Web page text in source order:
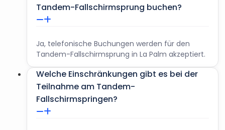
mehr als 85 kg wiegen, muss ihr Body-Mass-Index (BMI)
unter 27,5 liegen. Männer müssen weniger als 100 kg
wiegen, und wenn sie mehr als 95 kg wiegen, muss ihr
Frauen müssen weniger als 90 kg wiegen, und wenn sie
mehr als 85 kg wiegen, muss ihr Body-Mass-Index (BMI)
unter 27,5 liegen. Männer müssen weniger als 100 kg
wiegen, und wenn sie mehr als 95 kg wiegen, muss ihr
BMI unter 30 liegen.
Telefonische Tickets werden akzeptiert.
Tandem-Fallschirmsprung buchen?
Ja, telefonische Buchungen werden für den
Tandem-Fallschirmsprung in La Palm akzeptiert.
Welche Einschränkungen gibt es bei der
Teilnahme am Tandem-
Fallschirmspringen?